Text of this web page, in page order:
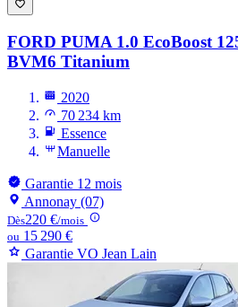
FORD PUMA 1.0 EcoBoost
BVM6 Titanium
2020
70 234 km
Essence
Manuelle
Garantie 12 mois
Annonay (07)
Dès220 €/mois
ou 15 290 €
Garantie VO Jean Lain